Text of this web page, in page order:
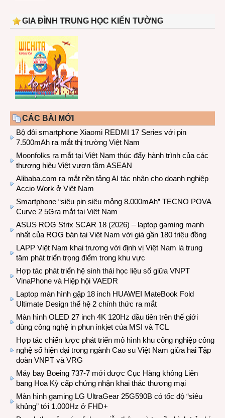
GIA ĐÌNH TRUNG HỌC KIẾN TƯỜNG
CÁC BÀI MỚI
Bộ đôi smartphone Xiaomi REDMI 17 Series với pin
7.500mAh ra mắt thị trường Việt Nam
Moonfolks ra mắt tại Việt Nam thúc đẩy hành trình của các
thương hiệu Việt vươn tầm ASEAN
Alibaba.com ra mắt nền tảng AI tác nhân cho doanh nghiệp
Accio Work ở Việt Nam
Smartphone “siêu pin siêu mỏng 8.000mAh” TECNO POVA
Curve 2 5Gra mắt tại Việt Nam
ASUS ROG Strix SCAR 18 (2026) – laptop gaming mạnh
nhất của ROG bán tại Việt Nam với giá gần 180 triệu đồng
LAPP Việt Nam khai trương với định vị Việt Nam là trung
tâm phát triển trọng điểm trong khu vực
Hợp tác phát triển hệ sinh thái học liệu số giữa VNPT
VinaPhone và Hiệp hội VAEDR
Laptop màn hình gập 18 inch HUAWEI MateBook Fold
Ultimate Design thế hệ 2 chính thức ra mắt
Màn hình OLED 27 inch 4K 120Hz đầu tiên trên thế giới
dùng công nghệ in phun inkjet của MSI và TCL
Hợp tác chiến lược phát triển mô hình khu công nghiệp công
nghệ số hiện đại trong ngành Cao su Việt Nam giữa hai Tập
đoàn VNPT và VRG
Máy bay Boeing 737-7 mới được Cục Hàng không Liên
bang Hoa Kỳ cấp chứng nhận khai thác thương mại
Màn hình gaming LG UltraGear 25G590B có tốc độ “siêu
khủng” tới 1.000Hz ở FHD+